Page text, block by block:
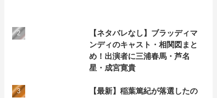
【ネタバレなし】ブラッディマ
ンディのキャスト・相関図まと
め！出演者に三浦春馬・芦名
星・成宮寛貴
【最新】稲葉篤紀が落選したの